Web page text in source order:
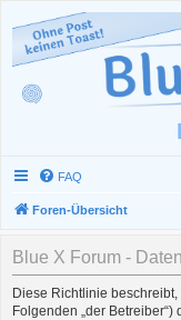
FAQ
Foren-Übersicht
Blue X Forum -
Diese Richtlinie beschreibt,
Folgenden „der